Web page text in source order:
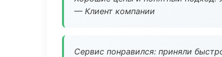
— Клиент компании
Сервис понравился: приняли